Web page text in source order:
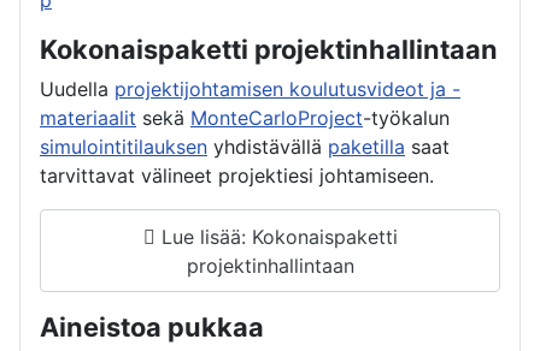
Kokonaispaketti projektinhallintaan
Uudella projektijohtamisen koulutusvideot ja -
materiaalit sekä MonteCarloProject-työkalun
simulointitilauksen yhdistävällä paketilla saat
tarvittavat välineet projektiesi johtamiseen.
Lue lisää: Kokonaispaketti
projektinhallintaan
Aineistoa pukkaa